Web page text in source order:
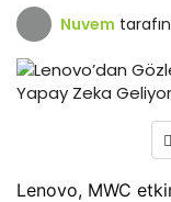
Nuvem
Lenovo, MWC